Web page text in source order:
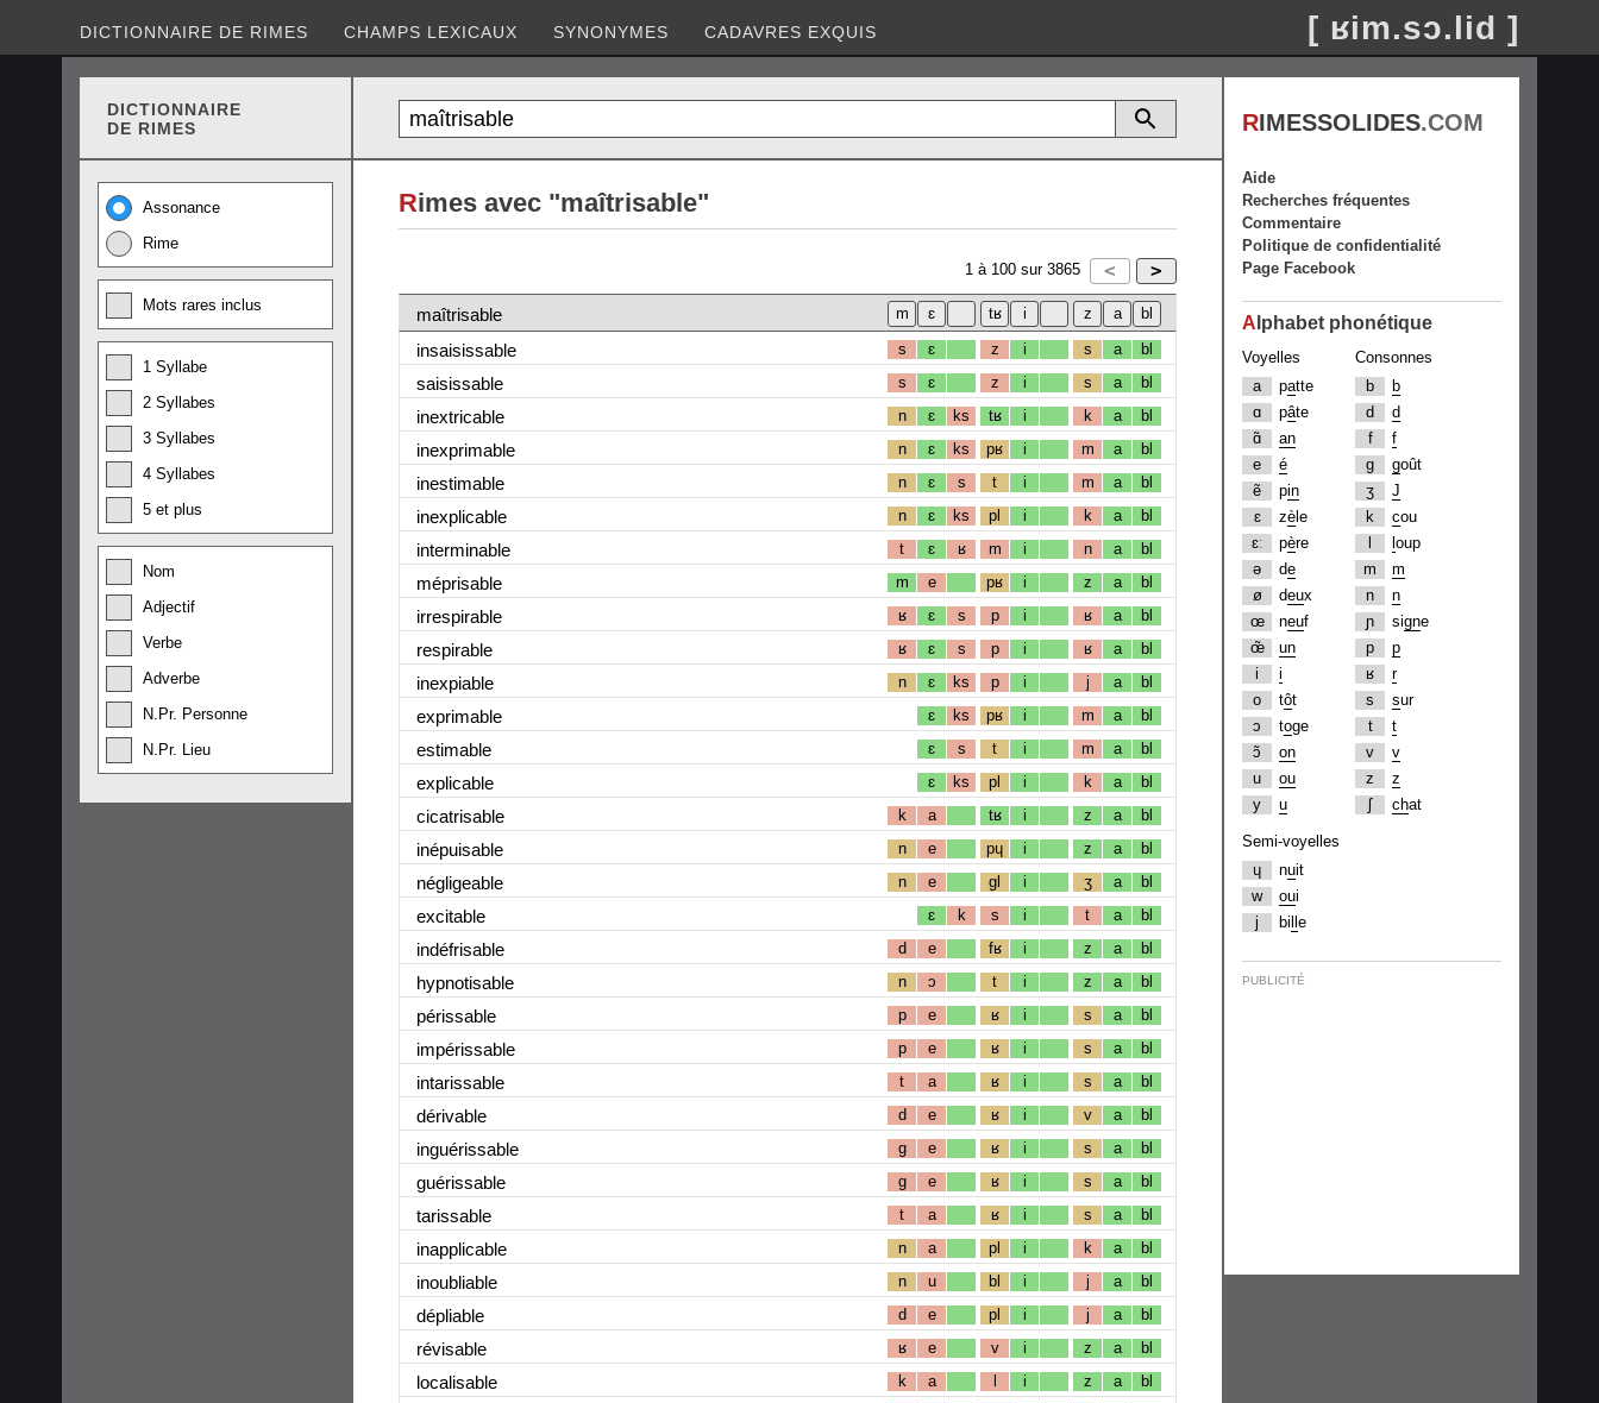
DICTIONNAIRE DE RIMES CHAMPS LEXICAUX SYNONYMES CADAVRES EXQUIS [ ʁim.sɔ.lid ]
DICTIONNAIRE
DE RIMES
Assonance
Rime
Mots rares inclus
1 Syllabe
2 Syllabes
3 Syllabes
4 Syllabes
5 et plus
Nom
Adjectif
Verbe
Adverbe
N.Pr. Personne
N.Pr. Lieu
Rimes avec "maîtrisable"
1 à 100 sur 3865
maîtrisable
insaisissable
s ɛ z i s a bl
saisissable s ɛ z i s a bl
inextricable n ɛ ks tʁ i k a bl
inexprimable n ɛ ks pʁ i m a bl
inestimable n ɛ s t i m a bl
inexplicable n ɛ ks pl i k a bl
interminable t ɛ ʁ m i n a bl
méprisable m e pʁ i z a bl
irrespirable ʁ ɛ s p i ʁ a bl
respirable ʁ ɛ s p i ʁ a bl
inexpiable n ɛ ks p i j a bl
exprimable ɛ ks pʁ i m a bl
estimable ɛ s t i m a bl
explicable ɛ ks pl i k a bl
cicatrisable k a tʁ i z a bl
inépuisable n e pɥ i z a bl
négligeable n e gl i ʒ a bl
excitable ɛ k s i t a bl
indéfrisable d e fʁ i z a bl
hypnotisable n ɔ t i z a bl
périssable p e ʁ i s a bl
impérissable p e ʁ i s a bl
intarissable t a ʁ i s a bl
dérivable d e ʁ i v a bl
inguérissable g e ʁ i s a bl
guérissable g e ʁ i s a bl
tarissable t a ʁ i s a bl
inapplicable n a pl i k a bl
inoubliable n u bl i j a bl
dépliable d e pl i j a bl
révisable ʁ e v i z a bl
localisable k a l i z a bl
RIMESSOLIDES.COM
Aide
Recherches fréquentes
Commentaire
Politique de confidentialité
Page Facebook
A lphabet phonétique
Voyelles
a
patte
ɑ
pâte
ɑ̃
an
e
é
ẽ
pin
ɛ
zè le
ɛː
père
ə
de
ø
deux
œ
neuf
œ̃
un
i
i
o
tôt
ɔ
toge
ɔ̃
on
u
ou
y
u
Consonnes
b
b
d
d
f
f
g
goût
ʒ
J
k
cou
oup
m
m
n
n
ɲ
signe
p
p
ʁ
r
s
sur
t
t
v
v
z
z
ʃ
chat
Semi-voyelles
ɥ
nuit
w
oui
j
bi e
PUBLICITÉ